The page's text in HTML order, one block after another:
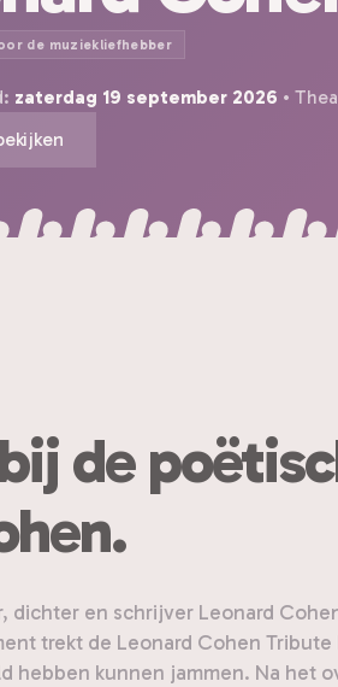
de muziekliefhebber
zaterdag 19 september 2026 •
de
en schrijver Leonard
trekt de Leonard Cohen
kunnen jammen. Na het